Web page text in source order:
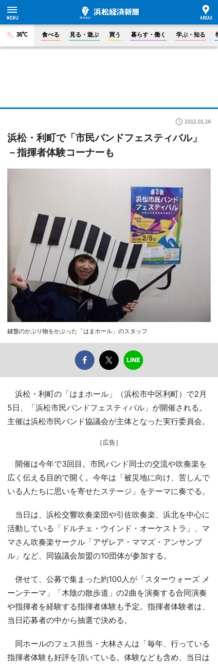
36°C 食べる 見る・遊ぶ 買う 暮らす・働く 学ぶ・知る
2012.01.26
浜松・利町で「市民バンドフェスティバル」
－指揮者体験コーナーも
鍵盤のかぶり物をかぶった「はまホール」のスタッフ
浜松・利町の「はまホール」（浜松市中区利町）で2月
5日、「浜松市民バンドフェスティバル」が開催される。
主催は浜松市民バンド協議会が主体となった実行委員会。
［広告］
開催は今年で3回目。市民バンド同士の交流や吹奏楽を
広く伝える目的で開く。今年は「被災地に向け、苦しんで
いる人たちに思いを寄せたステージ」をテーマに奏でる。
当日は、浜松交響吹奏楽団や引佐吹奏楽、浜北を中心に
活動している「ドルチェ・ウインド・オーケストラ」、マ
マさん吹奏楽サークル「アザレア・ママズ・アンサンブ
ル」など、同協議会加盟の10団体が参加する。
併せて、公募で集まった約100人が「スターウォーズ メ
ーンテーマ」「木陰の散歩道」の2曲を演奏する合同演奏
や指揮者を経験する指揮者体験も予定。指揮者体験者は、
当日応募者の中から抽選で決める。
同ホールのフェス担当・大林さんは「毎年、行っている
指揮者体験も好評を頂いている。体験なども含め、当日は